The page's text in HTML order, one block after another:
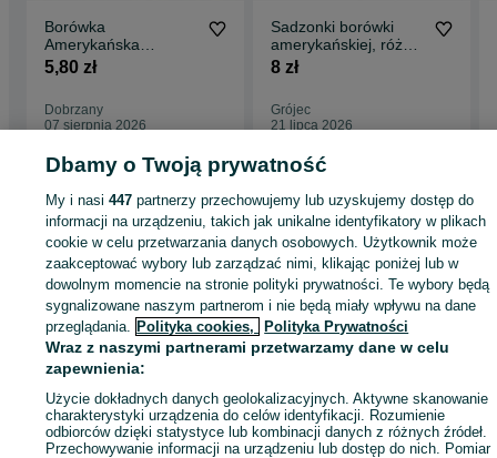
Borówka
Amerykańska
sadzonki 3 letnie z
certyfikatem ( CAC )
5,80 zł
Dobrzany
07 sierpnia 2026
Sadzonki borówki
amerykańskiej, różne
odmiany, CAC,
8 zł
Grójec
21 lipca 2026
Strona główna Rolnictwo Produkty rolne
Produkty rolne -
Zachodniopomorskie
Produkty rolne - Dobrzany
KATEGORIA
ID:363990624 Wyświetlenia:
Zadzwoń / SMS Wyślij wiadomość
Dbamy o Twoją prywatność
My i nasi447 partnerzy przechowujemy lub uzyskujemy dostęp do
informacji na urządzeniu, takich jak unikalne identyfikatory w plikach
cookie w celu przetwarzania danych osobowych. Użytkownik może
zaakceptować wybory lub zarządzać nimi, klikając poniżej lub w
dowolnym momencie na stronie polityki prywatności. Te wybory będą
sygnalizowane naszym partnerom i nie będą miały wpływu na dane
przeglądania. Polityka cookies, Polityka Prywatności
Wraz z naszymi partnerami przetwarzamy dane w celu
zapewnienia:
Użycie dokładnych danych geolokalizacyjnych. Aktywne skanowanie
charakterystyki urządzenia do celów identyfikacji. Rozumienie
odbiorców dzięki statystyce lub kombinacji danych z różnych źródeł.
Przechowywanie informacji na urządzeniu lub dostęp do nich. Pomiar